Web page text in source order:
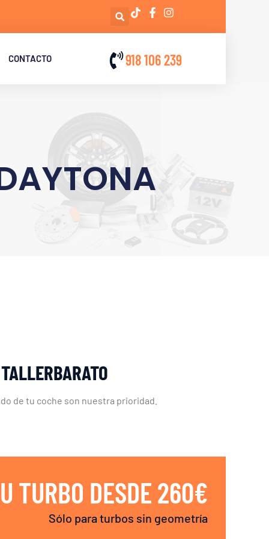
CONTACTO 918 106 239
de tu coche son nuestra prioridad.
TURBO DESDE 260€
Sólo para turbos sin geometría